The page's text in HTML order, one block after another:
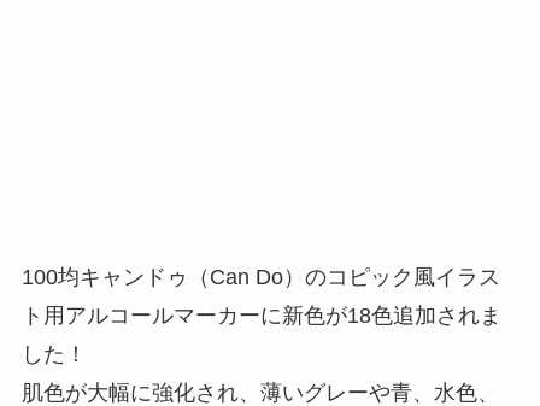
100均キャンドゥ（Can Do）のコピック風イラス
ト用アルコールマーカーに新色が18色追加されま
した！
肌色が大幅に強化され、薄いグレーや青、水色、